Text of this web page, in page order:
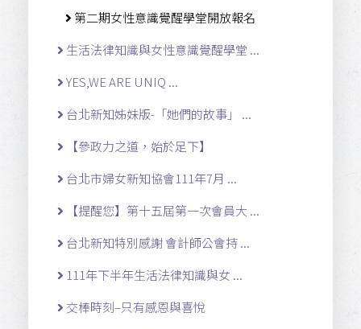
第二期女性意識覺醒學堂開放報名
生活法律知識與女性意識覺醒學堂 ...
YES,WE ARE UNIQ ...
台北新知姊妹版-「她們的故事」 ...
【參政力之道，始於足下】
台北市婦女新知協會111年7月 ...
【提醒您】第十五屆第一次會員大 ...
台北新知特別感謝 會計師公會持 ...
111年下半年生活法律知識與女 ...
交棒時刻–只有感恩與喜悅